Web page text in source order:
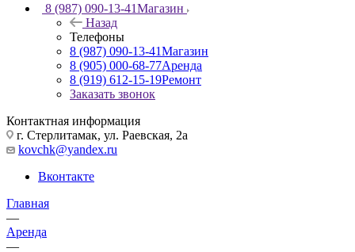
8 (987) 090-13-41Магазин
Назад
Телефоны
8 (987) 090-13-41Магазин
8 (905) 000-68-77Аренда
8 (919) 612-15-19Ремонт
Заказать звонок
Контактная информация
г. Стерлитамак, ул. Раевская, 2а
kovchk@yandex.ru
Вконтакте
Главная
—
Аренда
—